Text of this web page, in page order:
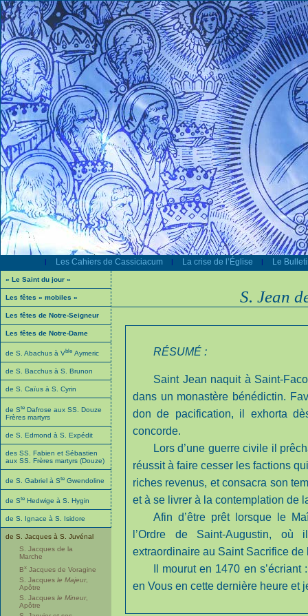
| Les Cahiers de Cassiciacum | La crise de l’Église | Le
« Le Saint du jour »
Les fêtes « mobiles »
Les fêtes de Notre-Seigneur
Les fêtes de Notre-Dame
de S. Abachus à Vble Aymeric
de S. Bacchus à S. Brunon
de S. Caïus à S. Cyrin
de Ste Dafrose aux SS. Douze
Frères martyrs
de S. Edmond à S. Expédit
des SS. Fabien et Sébastien
aux SS. Frères martyrs (Douze)
de S. Gabriel à Ste Gwendoline
de Ste Hedwige à S. Hygin
de S. Ignace à S. Isidore
de S. Jacques à S. Juvénal
S. Jacques de la
Marche
Bx Jacques de Voragine
S. Jacques le Majeur,
Apôtre
S. Jacques le Mineur,
Apôtre
S. Jean
RÉSUMÉ :
Saint Jean naquit à Saint-
dans un monastère bénédictin.
don de pacification, il exhorta
concorde.
Lors d’une guerre civile il
réussit à faire cesser les factions
riches revenus, et consacra son
et à se livrer à la contemplation de
Afin d’être prêt lorsque le
l’Ordre de Saint-Augustin,
extraordinaire au Saint Sacrifice de
Il mourut en 1470 en
en Vous en cette dernière heure et